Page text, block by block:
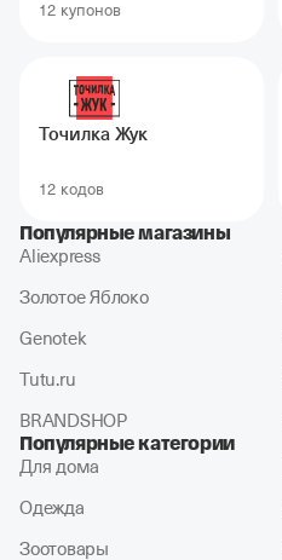
12 купонов
Точилка Жук
12 кодов
Популярные магазины
Aliexpress
Золотое Яблоко
Genotek
Tutu.ru
BRANDSHOP
Популярные категории
Для дома
Одежда
Зоотовары